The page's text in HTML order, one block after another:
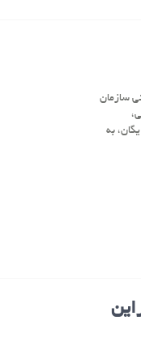
سازمان
به